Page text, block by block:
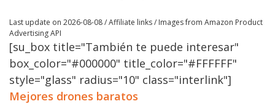
Last update on 2026-08-08 / Affiliate links / Images from Amazon Product
Advertising API
[su_box title="También te puede interesar"
box_color="#000000" title_color="#FFFFFF"
style="glass" radius="10" class="interlink"]
Mejores drones baratos